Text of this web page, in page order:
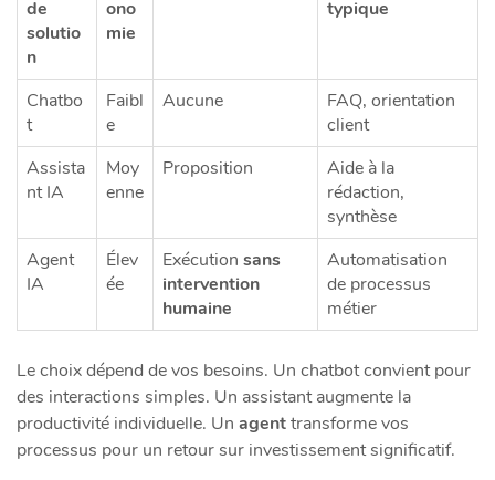
de
solutio
n
ono
mie
typique
Chatbo
t
Faibl
e
Aucune
FAQ, orientation
client
Assista
nt IA
Moy
enne
Proposition
Aide à la
rédaction,
synthèse
Agent
IA
Élev
ée
Exécution sans
intervention
humaine
Automatisation
de processus
métier
Le choix dépend de vos besoins. Un chatbot convient pour
des interactions simples. Un assistant augmente la
productivité individuelle. Un agenttransforme vos
processus pour un retour sur investissement significatif.